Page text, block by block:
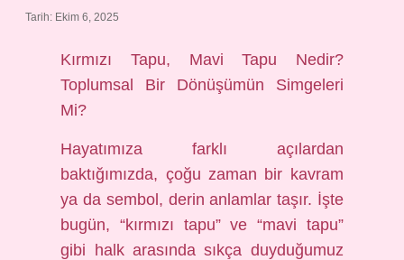
Tarih: Ekim 6, 2025
Kırmızı Tapu, Mavi Tapu Nedir?
Toplumsal Bir Dönüşümün Simgeleri
Mi?
Hayatımıza farklı açılardan
baktığımızda, çoğu zaman bir kavram
ya da sembol, derin anlamlar taşır. İşte
bugün, “kırmızı tapu” ve “mavi tapu”
gibi halk arasında sıkça duyduğumuz